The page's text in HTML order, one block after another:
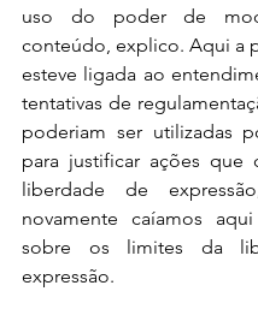
uso do poder de
conteúdo, explico. Aqui a
esteve ligada ao
tentativas de
poderiam ser utilizadas
para justificar ações que
liberdade de
novamente caíamos
sobre os limites da
expressão.